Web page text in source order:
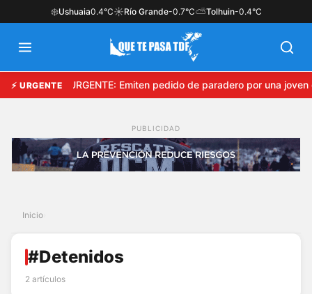
❄️Ushuaia0.4°C☀️Río Grande-0.7°C⛅Tolhuin-0.4°C
⚡ URGENTE URGENTE: Emiten pedido de paradero por una
Inicio
#Detenidos
2 artículos